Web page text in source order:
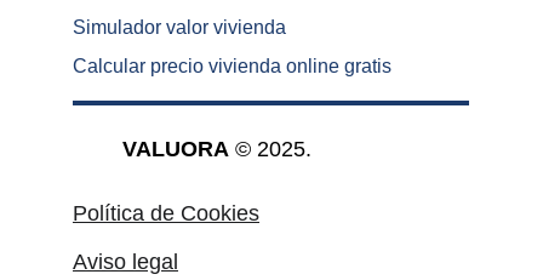
VALUORA © 2025.
Aviso legal
Política de Cookies
Simulador valor vivienda
Calcular precio vivienda online gratis